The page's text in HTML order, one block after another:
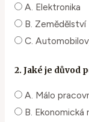
A. Elektronika
B. Zemědělství
C.
2. Jaké je důvod
A. Málo
B. Ekonomická